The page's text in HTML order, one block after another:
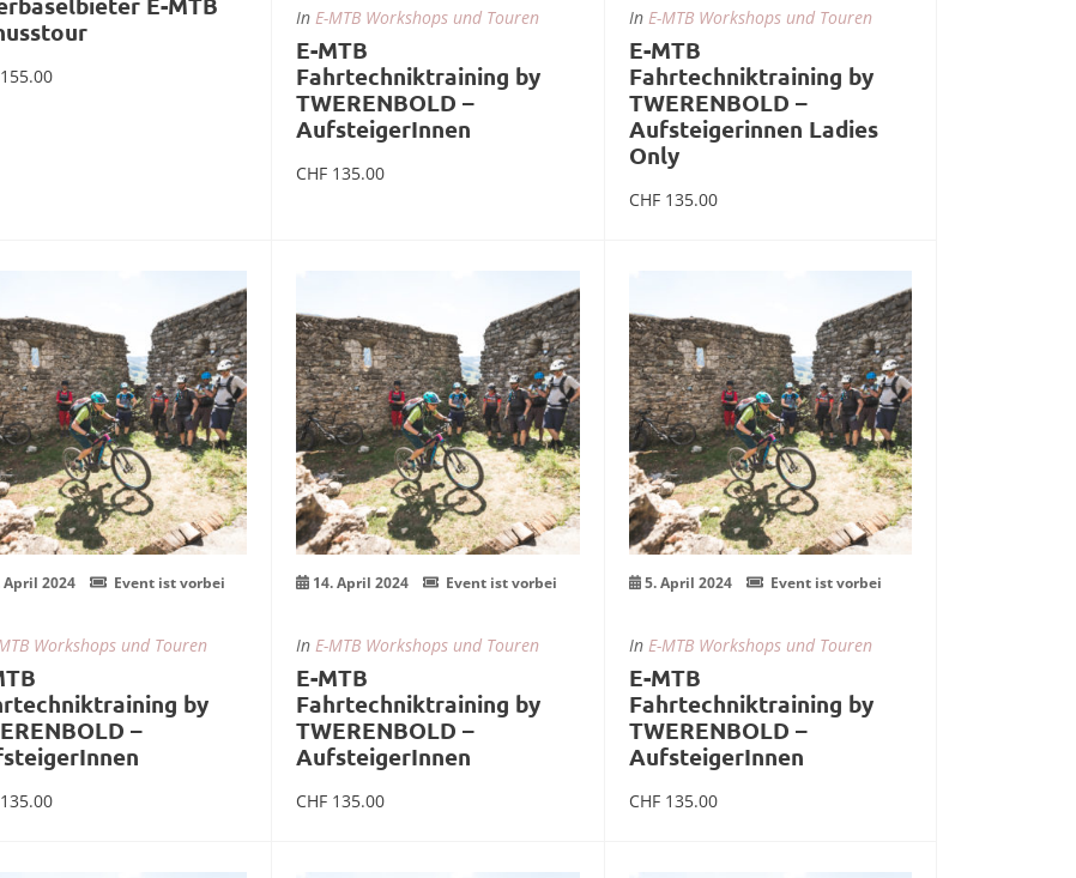
In E-MTB Workshops und Touren
E-MTB
Fahrtechniktraining by
TWERENBOLD –
AufsteigerInnen
CHF 135.00
In E-MTB Workshops und Touren
E-MTB
Fahrtechniktraining by
TWERENBOLD –
Aufsteigerinnen Ladies
Only
CHF135.00
April 2024 Event ist vorbei
Workshops und Touren
by
–
Apr.
14. April 2024 Event ist vorbei
In E-MTB Workshops und Touren
E-MTB
Fahrtechniktraining by
TWERENBOLD –
AufsteigerInnen
CHF 135.00
Apr.
5. April 2024 Event ist vorbei
In E-MTB Workshops und Touren
E-MTB
Fahrtechniktraining by
TWERENBOLD –
AufsteigerInnen
CHF135.00